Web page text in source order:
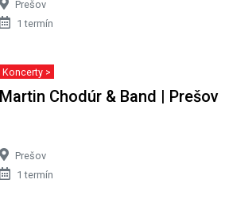
Prešov
1 termín
Koncerty >
Martin Chodúr & Band | Prešov
Prešov
1 termín